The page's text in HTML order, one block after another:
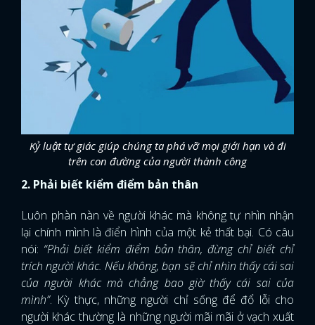
Kỷ luật tự giác giúp chúng ta phá vỡ mọi giới hạn và đi
trên con đường của người thành công
2. Phải biết kiểm điểm bản thân
Luôn phàn nàn về người khác mà không tự nhìn nhận
lại chính mình là điển hình của một kẻ thất bại. Có câu
nói: “Phải biết kiểm điểm bản thân, đừng chỉ biết chỉ
trích người khác. Nếu không, bạn sẽ chỉ nhìn thấy cái sai
của người khác mà chẳng bao giờ thấy cái sai của
mình”. Kỳ thực, những người chỉ sống để đổ lỗi cho
người khác thường là những người mãi mãi ở vạch xuất